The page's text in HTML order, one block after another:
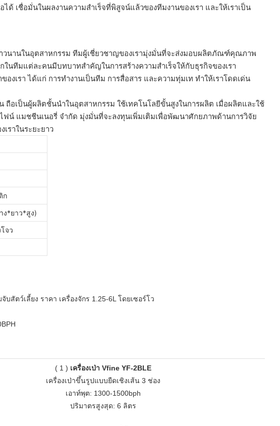
เชื่อมั่นในผลงานความสำเร็จที่พิสูจน์แล้วของทีมงานของเรา และให้เราเป็น
วนานในอุตสาหกรรม ทีมผู้เชี่ยวชาญของเรามุ่งมั่นที่จะส่งมอบผลิตภัณฑ์คุณภาพ
นทีมแต่ละคนมีบทบาทสำคัญในการสร้างความสำเร็จให้กับธุรกิจของเรา
รา ได้แก่ การทำงานเป็นทีม การสื่อสาร และความทุ่มเท ทำให้เราโดดเด่น
ถือเป็นผู้ผลิตชั้นนำในอุตสาหกรรม ใช้เทคโนโลยีขั้นสูงในการผลิต เมื่อผลิตและใช้
ฟน์ แมชชีนเนอรี่ จำกัด มุ่งมั่นที่จะลงทุนเพิ่มเติมเพื่อพัฒนาศักยภาพด้านการวิจัย
ราในระยะยาว
ก
ง*ยาว*สูง)
จว
บสัตว์เลี้ยง ราคา เครื่องจักร 1.25-6L โดยเซอร์โว
(1 ) เครื่องเป่า Vfine YF-2BLE
เครื่องเป่าขึ้นรูปแบบยืดเชิงเส้น 3 ช่อง
เอาท์พุต: 1300-1500bph
ปริมาตรสูงสุด: 6 ลิตร